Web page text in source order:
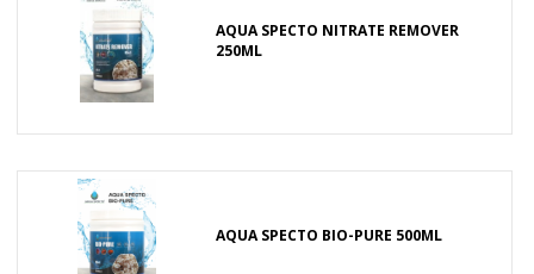
AQUA SPECTO NITRATE REMOVER
250ML
AQUA SPECTO BIO-PURE 500ML